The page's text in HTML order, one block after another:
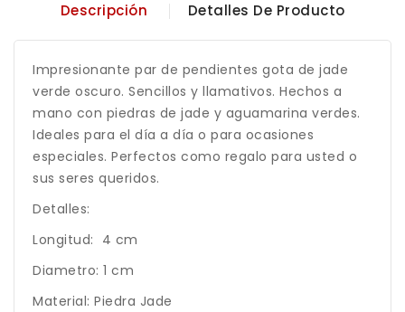
Descripción Detalles De Producto
Impresionante par de pendientes gota de jade
verde oscuro. Sencillos y llamativos. Hechos a
mano con piedras de jade y aguamarina verdes.
Ideales para el día a día o para ocasiones
especiales. Perfectos como regalo para usted o
sus seres queridos.
Detalles:
Longitud: 4 cm
Diametro: 1 cm
Material: Piedra Jade